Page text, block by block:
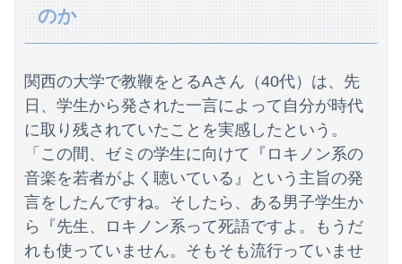
若林有子アナ うっすらと透ける！！
【日本横断】大型の台風15号(チャンホン)…お盆休みの天気に影響するおそれ
のか
関西の大学で教鞭をとるAさん（40代）は、先
日、学生から発された一言によって自分が時代
に取り残されていたことを実感したという。
「この間、ゼミの学生に向けて『ロキノン系の
音楽を若者がよく聴いている』という主旨の発
言をしたんですね。そしたら、ある男子学生か
ら『先生、ロキノン系って死語ですよ。もうだ
れも使っていません。そもそも流行っていませ